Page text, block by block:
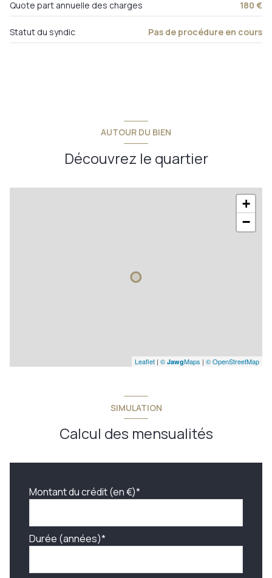
Quote part annuelle des charges 180 €
Statut du syndic Pas de procédure en cours
AUTOUR DU BIEN
Découvrez le quartier
+
−
Leaflet | © JawgMaps | © OpenStreetMap
SIMULATION
Calcul des mensualités
Montant du crédit (en €)*
Durée (années)*